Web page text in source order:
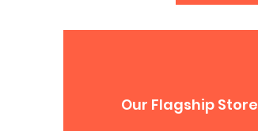
Our Flagship Store